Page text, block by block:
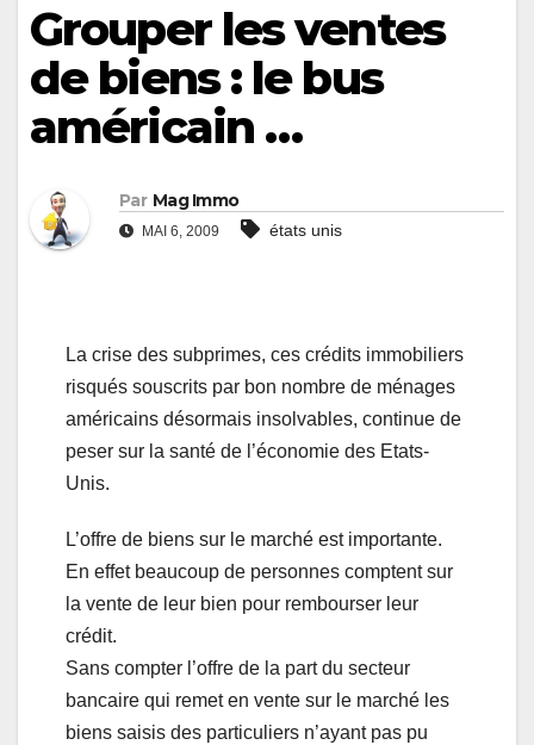
Grouper les ventes
de biens : le bus
américain …
Par Mag Immo
MAI 6, 2009 états unis
La crise des subprimes, ces crédits immobiliers
risqués souscrits par bon nombre de ménages
américains désormais insolvables, continue de
peser sur la santé de l’économie des Etats-
Unis.
L’offre de biens sur le marché est importante.
En effet beaucoup de personnes comptent sur
la vente de leur bien pour rembourser leur
crédit.
Sans compter l’offre de la part du secteur
bancaire qui remet en vente sur le marché les
biens saisis des particuliers n’ayant pas pu